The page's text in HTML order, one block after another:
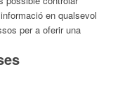
en qualsevol
per a oferir una